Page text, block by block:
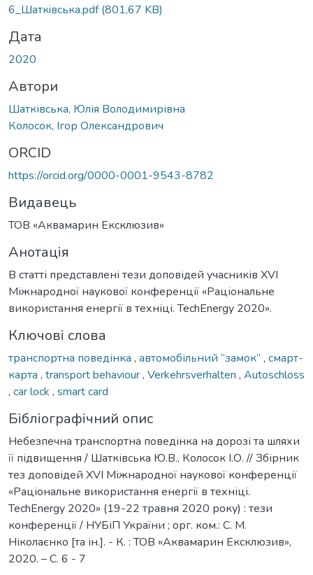
6_Шаткiвська.pdf(801,67 KB)
Дата
2020
Автори
Шатківська, Юлія Володимирівна
Колосок, Ігор Олександрович
ORCID
https://orcid.org/0000-0001-9543-8782
Видавець
ТОВ «Аквамарин Ексклюзив»
Анотація
В статті представлені тези доповідей учасників XVІ
Міжнародної наукової конференції «Раціональне
використання енергії в техніці. TechEnergy 2020».
Ключові слова
транспортна поведінка , автомобільний “замок” , смарт-
карта , transport behaviour, Verkehrsverhalten , Autoschloss
, car lock , smart card
Бібліографічний опис
Небезпечна транспортна поведінка на дорозі та шляхи
її підвищення / Шатківська Ю.В., Колосок І.О. // Збірник
тез доповідей XVІ Міжнародної наукової конференції
«Раціональне використання енергії в техніці.
TechEnergy 2020» (19-22 травня 2020 року) : тези
конференції / НУБіП України ; орг. ком.: С. М.
Ніколаєнко [та ін.]. - К. : ТОВ «Аквамарин Ексклюзив»,
2020. – С. 6 - 7